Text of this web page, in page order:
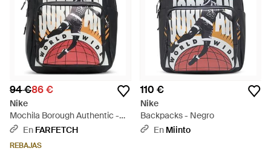
94 €86 €
Nike
Mochila Borough Authentic -
Negro
En FARFETCH
REBAJAS
110 €
Nike
Backpacks - Negro
En Miinto